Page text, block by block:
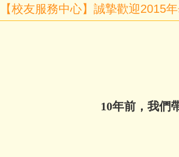
【校友服務中心】誠摯歡迎2015
10年前，我們